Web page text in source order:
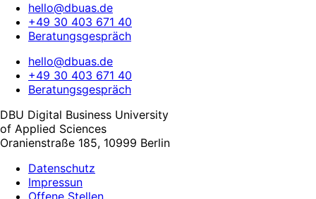
hello@dbuas.de
+49 30 403 671 40
Beratungsgespräch
hello@dbuas.de
+49 30 403 671 40
Beratungsgespräch
DBU Digital Business University
of Applied Sciences
Oranienstraße 185, 10999 Berlin
Datenschutz
Impressun
Offene Stellen